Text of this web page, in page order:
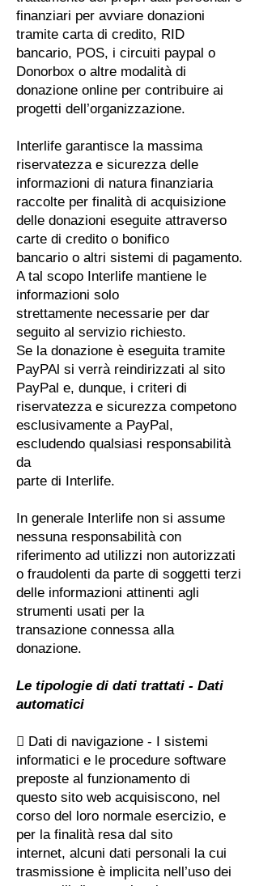
finanziari per avviare donazioni
tramite carta di credito, RID
bancario, POS, i circuiti paypal o
Donorbox o altre modalità di
donazione online per contribuire ai
progetti dell’organizzazione.
Interlife garantisce la massima
riservatezza e sicurezza delle
informazioni di natura finanziaria
raccolte per finalità di acquisizione
delle donazioni eseguite attraverso
carte di credito o bonifico
bancario o altri sistemi di pagamento.
A tal scopo Interlife mantiene le
informazioni solo
strettamente necessarie per dar
seguito al servizio richiesto.
Se la donazione è eseguita tramite
PayPAl si verrà reindirizzati al sito
PayPal e, dunque, i criteri di
riservatezza e sicurezza competono
esclusivamente a PayPal,
escludendo qualsiasi responsabilità
da
parte di Interlife.
In generale Interlife non si assume
nessuna responsabilità con
riferimento ad utilizzi non autorizzati
o fraudolenti da parte di soggetti terzi
delle informazioni attinenti agli
strumenti usati per la
transazione connessa alla
donazione.
Le tipologie di dati trattati - Dati
automatici
 Dati di navigazione - I sistemi
informatici e le procedure software
preposte al funzionamento di
questo sito web acquisiscono, nel
corso del loro normale esercizio, e
per la finalità resa dal sito
internet, alcuni dati personali la cui
trasmissione è implicita nell’uso dei